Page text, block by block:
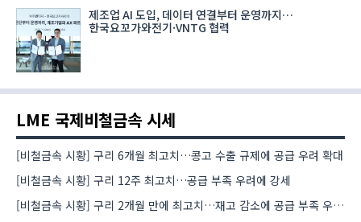
제조업 AI 도입, 데이터 연결부터 운영까지…
한국요꼬가와전기·VNTG 협력
LME 국제비철금속 시세
[비철금속 시황] 구리 6개월 최고치…콩고 수출 규제에 공급 우려 확대
[비철금속 시황] 구리 12주 최고치…공급 부족 우려에 강세
[비철금속 시황] 구리 2개월 만에 최고치…재고 감소에 공급 부족 우려 확대